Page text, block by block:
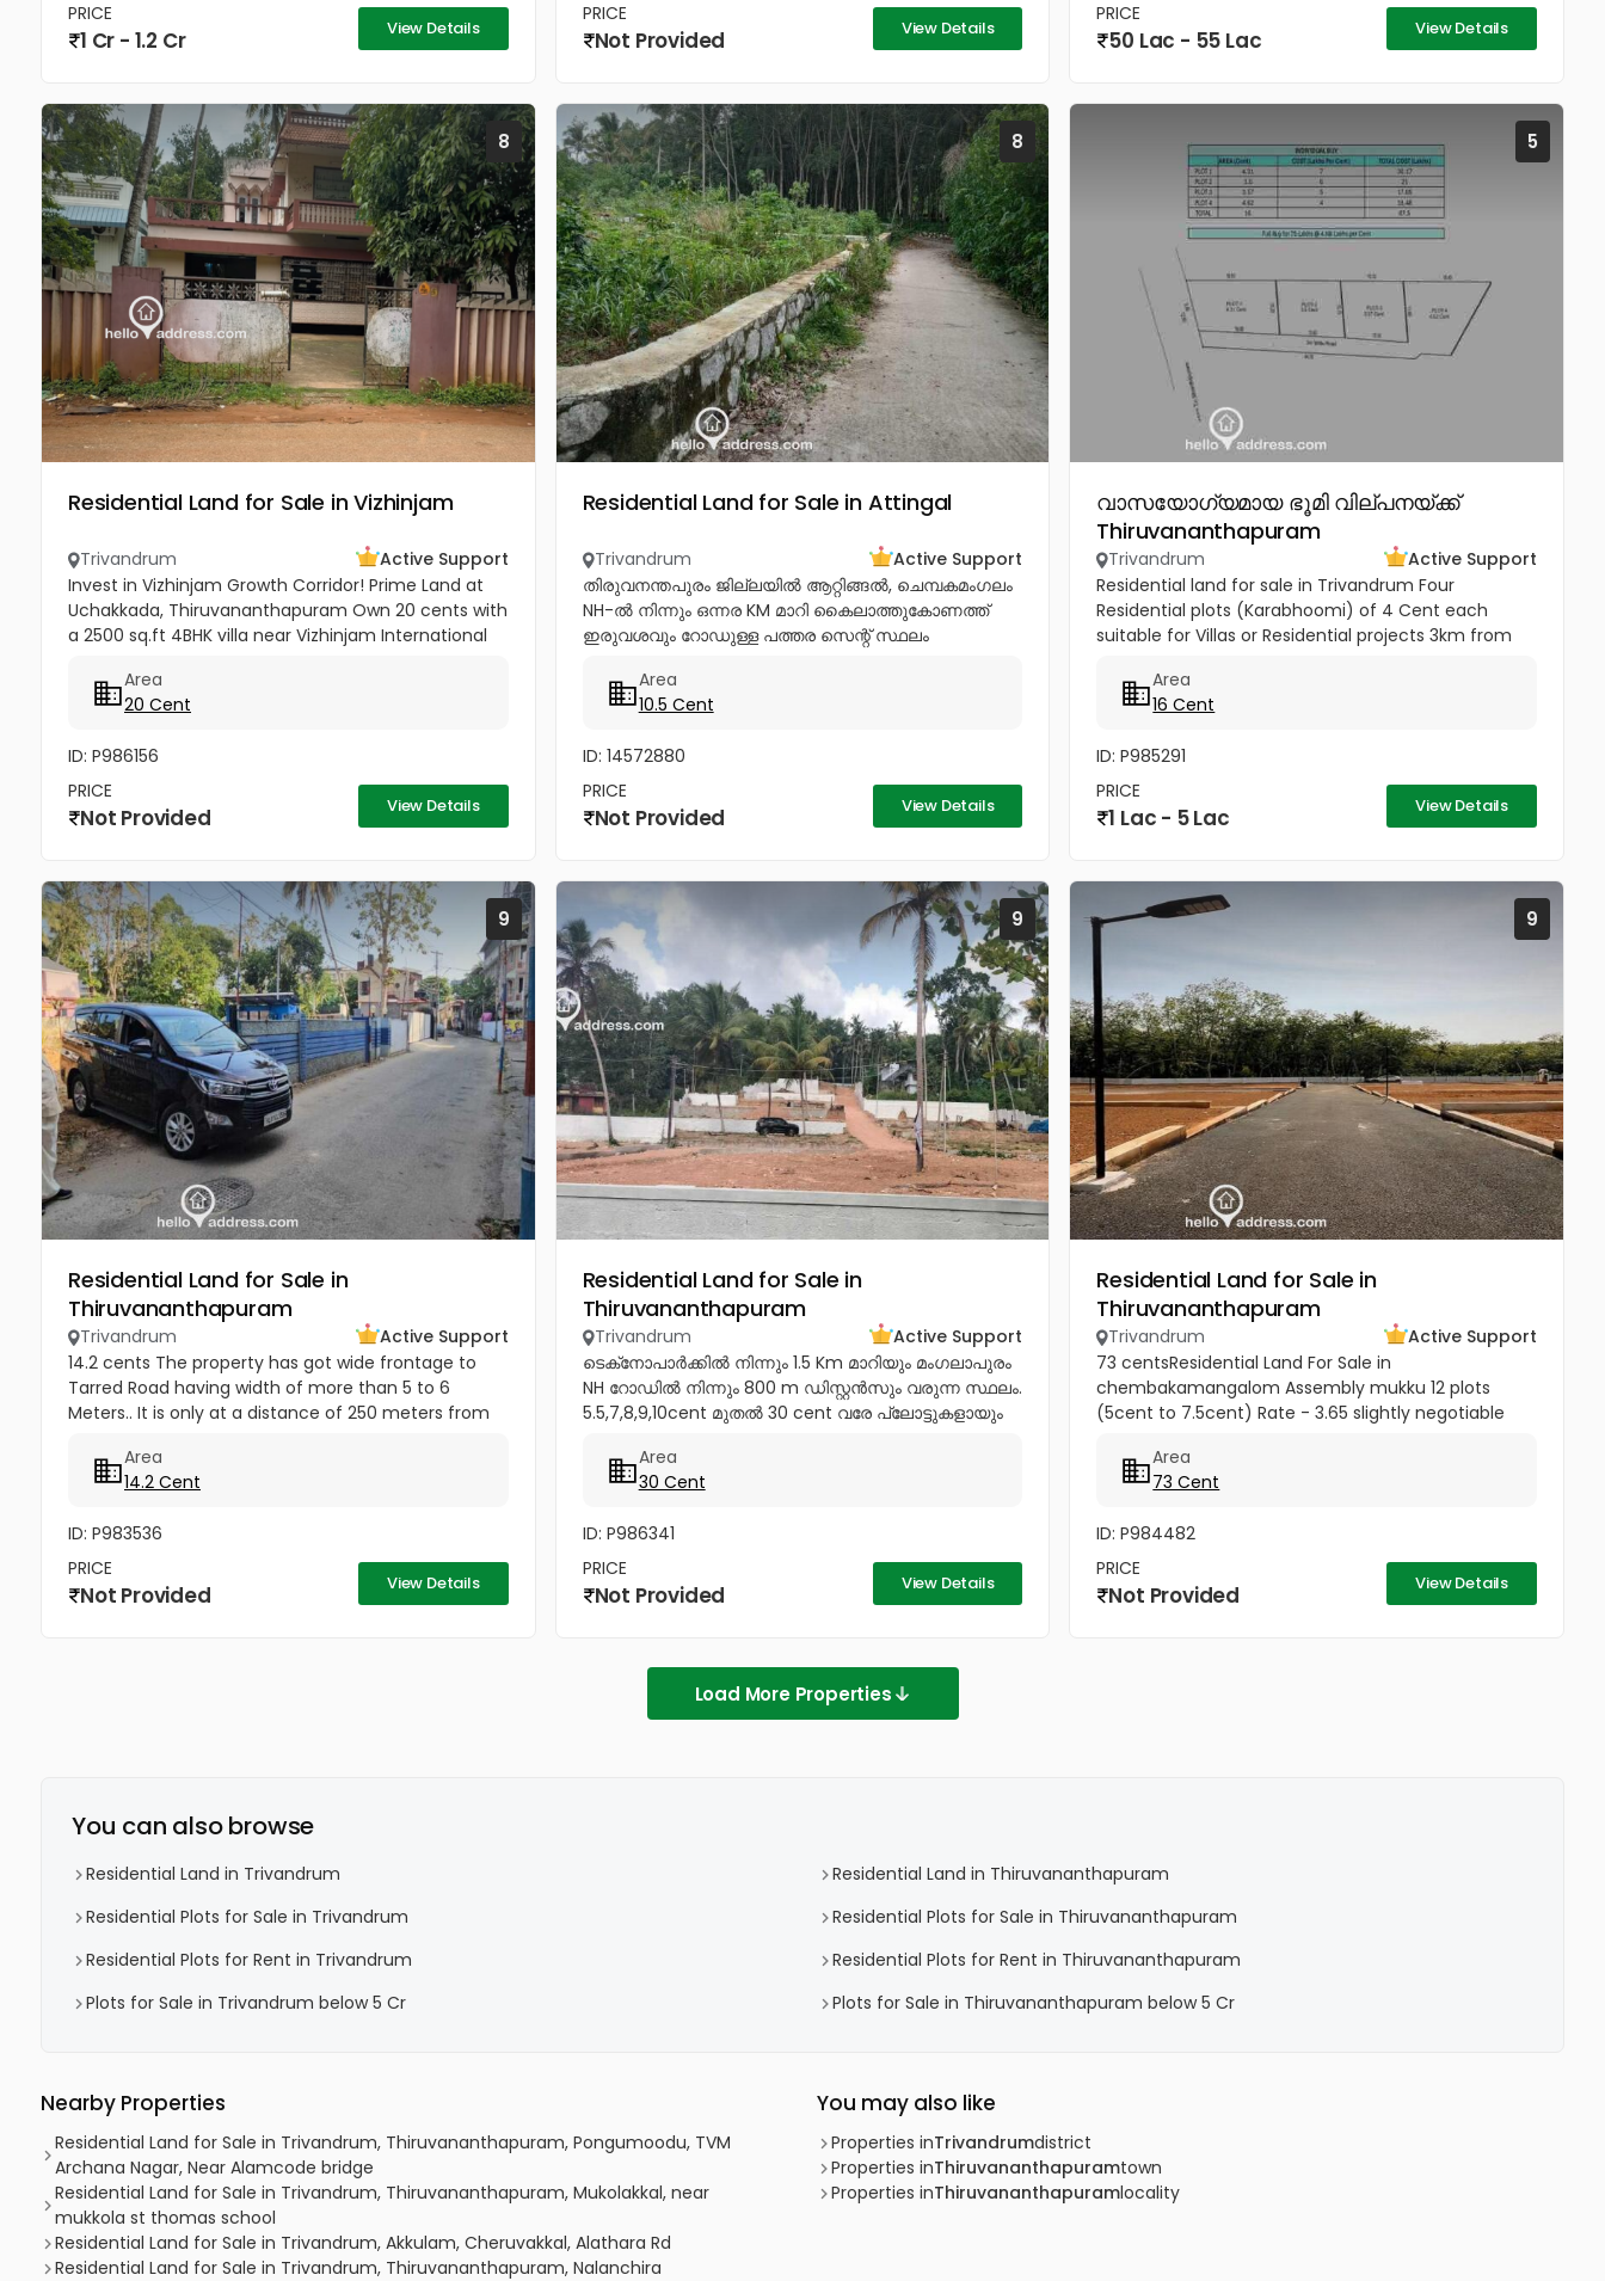
PRICE
1 Cr - 1.2 Cr View Details
PRICE
Not Provided View Details
PRICE
50 Lac - 55 Lac View Details
8
Residential Land for Sale in Vizhinjam
Trivandrum
Active Support
Invest in Vizhinjam Growth Corridor! Prime Land at
Uchakkada, Thiruvananthapuram Own 20 cents with
a 2500 sq.ft 4BHK villa near Vizhinjam International
zone! Property...
Area
20 Cent
ID: P986156
PRICE
Not Provided View Details
8
Residential Land for Sale in Attingal
Trivandrum
Active Support
തിരുവനന്തപുരം ജില്ലയിൽ ആറ്റിങ്ങൽ, ചെമ്പകമംഗലം
NH-ൽ നിന്നും ഒന്നര KM മാറി കൈലാത്തുകോണത്ത്
ഇരുവശവും റോഡുള്ള പത്തര സെന്റ് സ്ഥലം
വില്ക്കുന്നതാണ്. കിൻഫ്ര മിനി ഇൻഡസ്ട്രിയൽ...
Area
10.5 Cent
ID: 14572880
PRICE
Not Provided View Details
5
വാസയോഗ്യമായ ഭൂമി വില്പനയ്ക്ക്
Thiruvananthapuram
Trivandrum
Active Support
Residential land for sale in Trivandrum Four
Residential plots (Karabhoomi) of 4 Cent each
suitable for Villas or Residential projects 3km from
international school
Area
16 Cent
ID: P985291
PRICE
1 Lac - 5 Lac View Details
9
Residential Land for Sale in
Thiruvananthapuram
Trivandrum
Active Support
14.2 cents The property has got wide frontage to
Tarred Road having width of more than 5 to 6
Meters.. It is only at a distance of 250 meters from
Lorries can be taken...
Area
14.2 Cent
ID: P983536
PRICE
Not Provided View Details
9
Residential Land for Sale in
Thiruvananthapuram
Trivandrum
Active Support
ടെക്‌നോപാർക്കിൽ നിന്നും 1.5 Km മാറിയും മംഗലാപുരം
NH റോഡിൽ നിന്നും 800 m ഡിസ്റ്റൻസും വരുന്ന സ്ഥലം.
5.5,7,8,9,10cent മുതൽ 30 cent വരേ പ്ലോട്ടുകളായും
Area
30 Cent
ID: P986341
PRICE
Not Provided View Details
9
Residential Land for Sale in
Thiruvananthapuram
Trivandrum
Active Support
73 centsResidential Land For Sale in
chembakamangalom Assembly mukku 12 plots
(5cent to 7.5cent) Rate - 3.65 slightly negotiable
Area
73 Cent
ID: P984482
PRICE
Not Provided View Details
Load More Properties
You can also browse
Residential Land in Trivandrum
Residential Land in Thiruvananthapuram
Residential Plots for Sale in Trivandrum
Residential Plots for Sale in Thiruvananthapuram
Residential Plots for Rent in Trivandrum
Residential Plots for Rent in Thiruvananthapuram
Plots for Sale in Trivandrum below 5 Cr
Plots for Sale in Thiruvananthapuram below 5 Cr
Nearby Properties
Residential Land for Sale in Trivandrum, Thiruvananthapuram, Pongumoodu, TVM
Archana Nagar, Near Alamcode bridge
Residential Land for Sale in Trivandrum, Thiruvananthapuram, Mukolakkal, near
mukkola st thomas school
Residential Land for Sale in Trivandrum, Akkulam, Cheruvakkal, Alathara Rd
Residential Land for Sale in Trivandrum, Thiruvananthapuram, Nalanchira
You may also like
Properties inTrivandrumdistrict
Properties inThiruvananthapuramtown
Properties inThiruvananthapuramlocality